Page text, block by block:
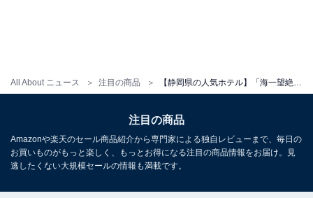
All About ニュース 注目の商品
※プランにより時間が異なる可能性があります
※掲載されている情報は記事公開時のものです。あらか
じめご了承ください。
また、記事中の宿泊プランを予約すると、売上の一部が
注目の商品
Amazonや楽天のセール商品紹介から専門家による独自レビューまで、毎日の
お買いものがもっと楽しく、もっとお得になる注目の商品情報をお届け。見
逃したくない大規模セールの情報も満載です。